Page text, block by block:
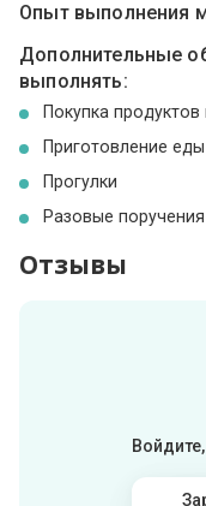
Опыт выполнения
Дополнительные
выполнять:
Покупка
Приготовление еды
Прогулки
Разовые поручения
Отзывы